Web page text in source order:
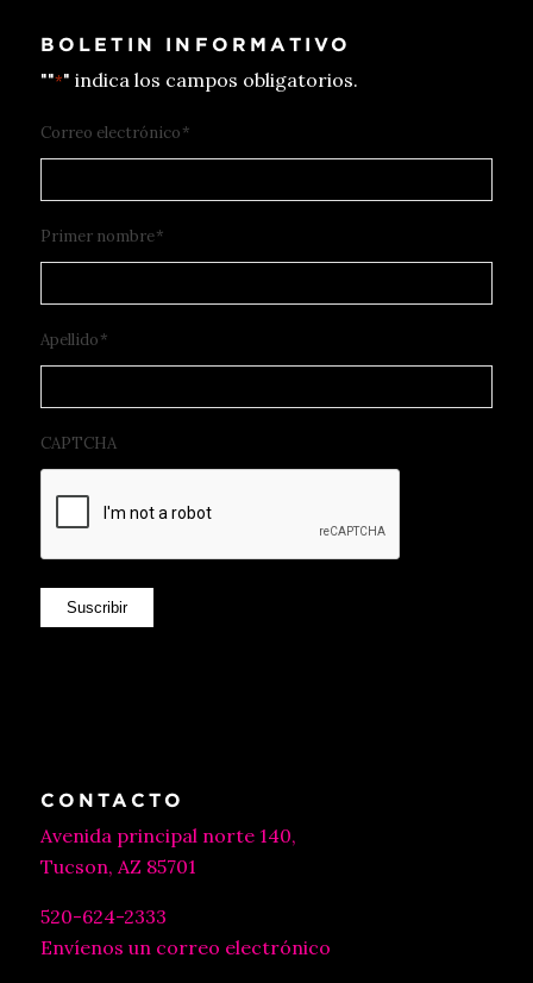
BOLETIN INFORMATIVO
""*" indica los campos obligatorios.
Correo electrónico*
Primer nombre*
Apellido*
CAPTCHA
Suscribir
CONTACTO
Avenida principal norte 140,
Tucson, AZ 85701
520-624-2333
Envíenos un correo electrónico